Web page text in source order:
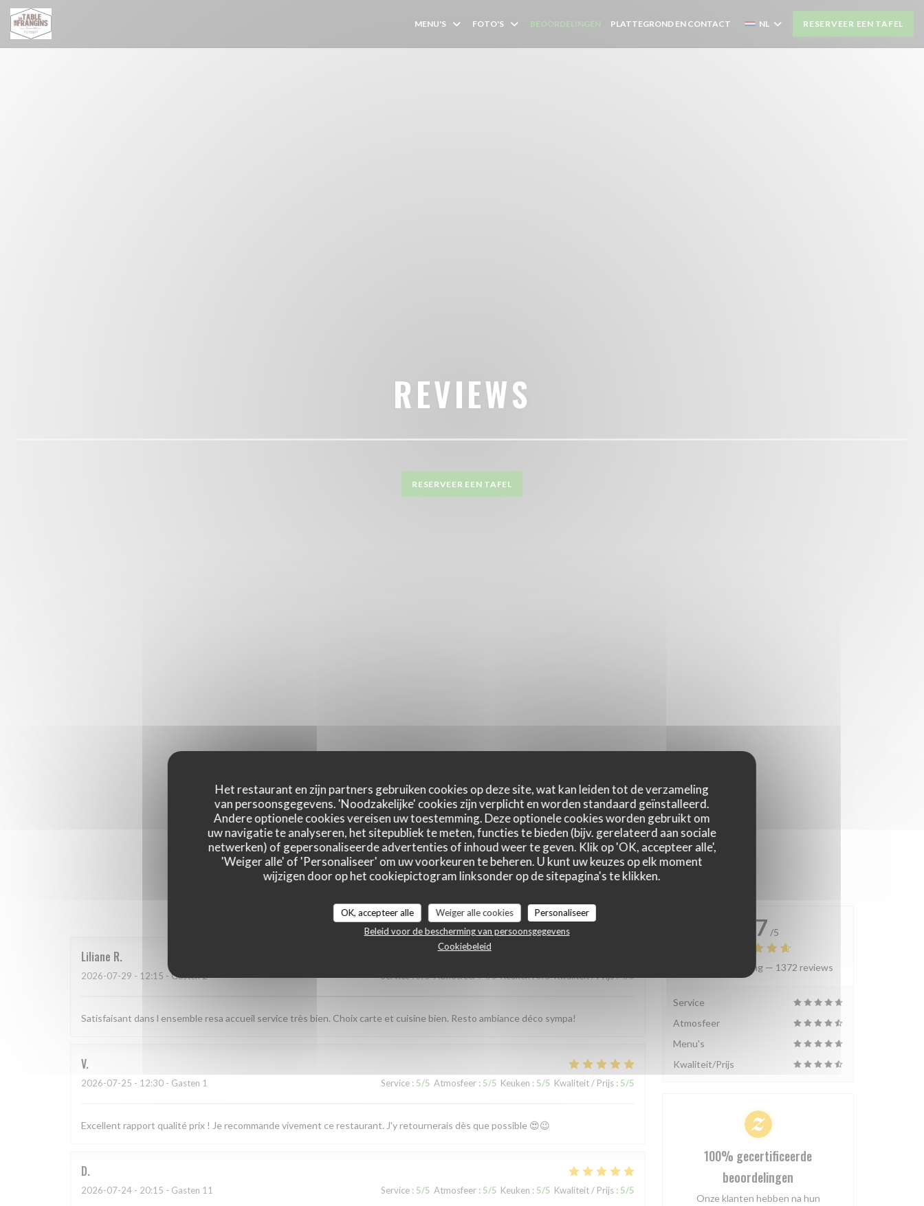
Cookies beheer paneel
Het restaurant en zijn partners gebruiken cookies op deze site, wat kan leiden tot de verzameling
van persoonsgegevens. 'Noodzakelijke' cookies zijn verplicht en worden standaard geïnstalleerd.
Andere optionele cookies vereisen uw toestemming. Deze optionele cookies worden gebruikt om
uw navigatie te analyseren, het sitepubliek te meten, functies te bieden (bijv. gerelateerd aan sociale
netwerken) of gepersonaliseerde advertenties of inhoud weer te geven. Klik op 'OK, accepteer alle',
'Weiger alle' of 'Personaliseer' om uw voorkeuren te beheren. U kunt uw keuzes op elk moment
wijzigen door op het cookiepictogram linksonder op de sitepagina's te klikken.
OK, accepteer alle Weiger alle cookies
Personaliseer
Beleid voor de bescherming van persoonsgegevens
Cookiebeleid
MENU'S FOTO'S BEOORDELINGEN PLATTEGROND EN CONTACT NL RESERVEER EEN TAFEL
REVIEWS
RESERVEER EEN TAFEL
Onze gastbeoordelingen
Liliane R
2026-07-29 - 12:15 - Gasten 2 Service:5/5 Atmosfeer:4/5 Keuken:3/5 Kwaliteit / Prijs:4/5
Satisfaisant dans l ensemble resa accueil service très bien. Choix carte et cuisine bien. Resto ambiance déco sympa!
V
2026-07-25 - 12:30 - Gasten 1 Service : 5/5 Atmosfeer : 5/5 Keuken : 5/5 Kwaliteit / Prijs : 5/5
Excellent rapport qualité prix ! Je recommande vivement ce restaurant. J'y retournerais dès que possible 😍😉
D
2026-07-24 - 20:15 - Gasten 11 Service : 5/5 Atmosfeer : 5/5 Keuken : 5/5 Kwaliteit / Prijs : 5/5
4.7 /5
Gemiddelde rating — 1372 reviews
Service
Atmosfeer
Menu's
Kwaliteit/Prijs
100% gecertificeerde
beoordelingen
Onze klanten hebben na hun